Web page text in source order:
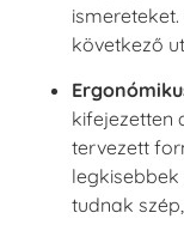
következő
kifejezetten
tervezett
legkisebbek
tudnak